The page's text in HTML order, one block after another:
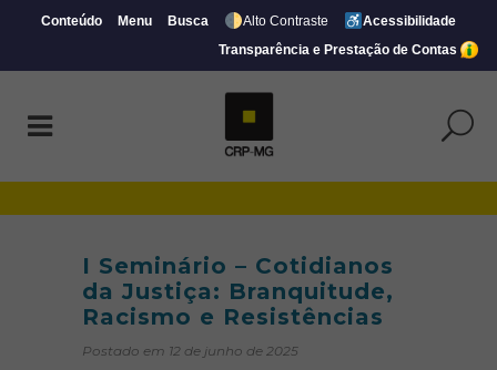
Conteúdo Menu Busca Alto Contraste
Acessibilidade
Transparência e Prestação de Contas
I Seminário – Cotidianos
da Justiça: Branquitude,
Racismo e Resistências
Postado em 12 de junho de 2025